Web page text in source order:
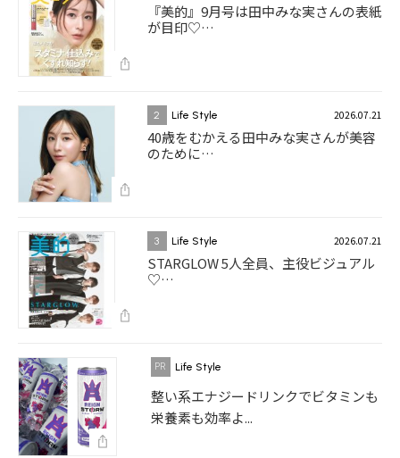
『美的』9月号は田中みな実さんの表紙
が目印♡…
2 Life Style 2026.07.21
40歳をむかえる田中みな実さんが美容
のために…
3 Life Style 2026.07.21
STARGLOW 5人全員、主役ビジュアル
♡…
Life Style
整い系エナジードリンクでビタミンも
栄養素も効率よ...